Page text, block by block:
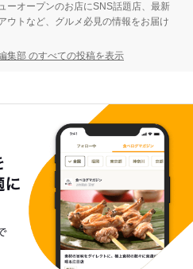
ーオープンのお店にSNS話題店、最新
ウトなど、グルメ必見の情報をお届け
集部 のすべての投稿を表示